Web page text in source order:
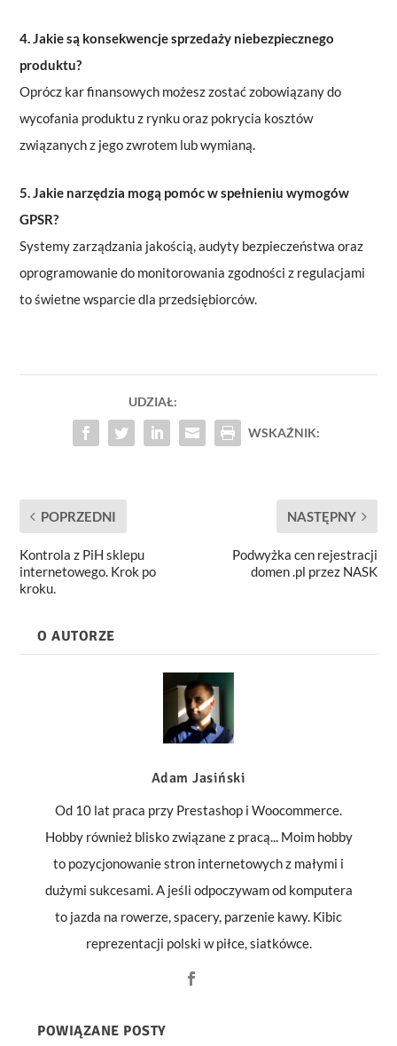
4. Jakie są konsekwencje sprzedaży niebezpiecznego
produktu?
Oprócz kar finansowych możesz zostać zobowiązany do
wycofania produktu z rynku oraz pokrycia kosztów
związanych z jego zwrotem lub wymianą.
5. Jakie narzędzia mogą pomóc w spełnieniu wymogów
GPSR?
Systemy zarządzania jakością, audyty bezpieczeństwa oraz
oprogramowanie do monitorowania zgodności z regulacjami
to świetne wsparcie dla przedsiębiorców.
UDZIAŁ:
WSKAŹNIK:
POPRZEDNI
Kontrola z PiH sklepu
internetowego. Krok po
kroku.
NASTĘPNY
Podwyżka cen rejestracji
domen .pl przez NASK
O AUTORZE
Adam Jasiński
Od 10 lat praca przy Prestashop i Woocommerce.
Hobby również blisko związane z pracą... Moim hobby
to pozycjonowanie stron internetowych z małymi i
dużymi sukcesami. A jeśli odpoczywam od komputera
to jazda na rowerze, spacery, parzenie kawy. Kibic
reprezentacji polski w piłce, siatkówce.
POWIĄZANE POSTY